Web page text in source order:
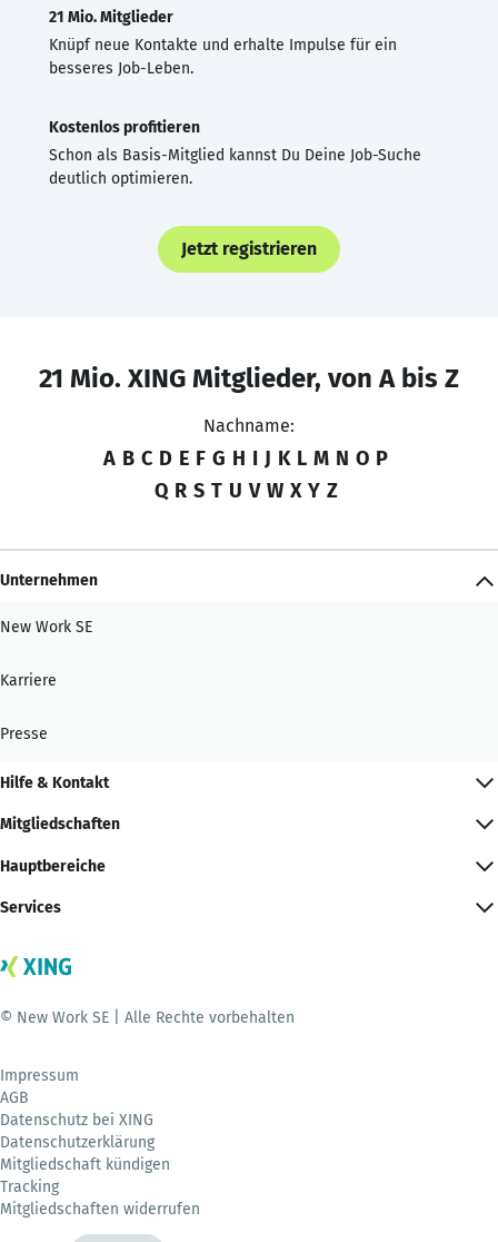
21 Mio. Mitglieder
Knüpf neue Kontakte und erhalte Impulse für ein
besseres Job-Leben.
Kostenlos profitieren
Schon als Basis-Mitglied kannst Du Deine Job-Suche
deutlich optimieren.
Jetzt registrieren
21 Mio. XING Mitglieder, von A bis Z
Nachname:
A B C D E F G H I J K L M N O P
Q R S T U V W X Y Z
Unternehmen
New Work SE
Karriere
Presse
Hilfe & Kontakt
Mitgliedschaften
Hauptbereiche
Services
© New Work SE | Alle Rechte vorbehalten
Impressum
AGB
Datenschutz bei XING
Datenschutzerklärung
Mitgliedschaft kündigen
Tracking
Mitgliedschaften widerrufen